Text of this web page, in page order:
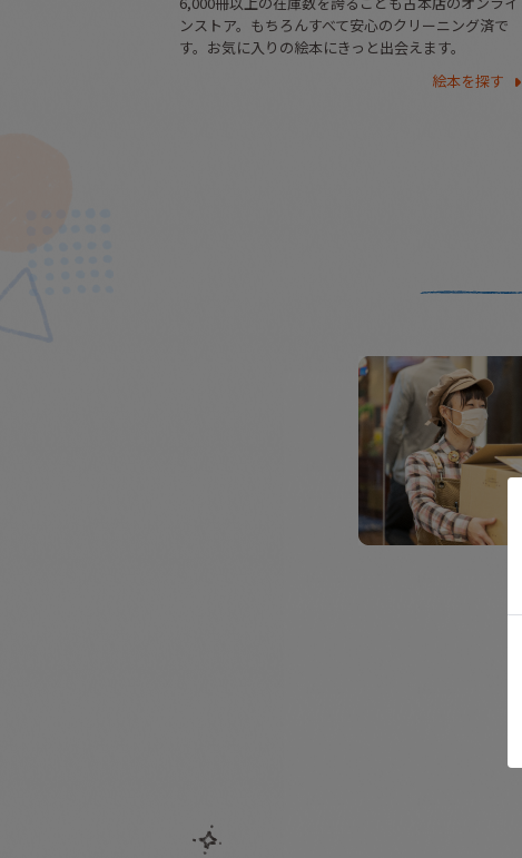
ンストア。もちろんすべて安心のクリーニング済で
す。お気に入りの絵本にきっと出会えます。
絵本を探す